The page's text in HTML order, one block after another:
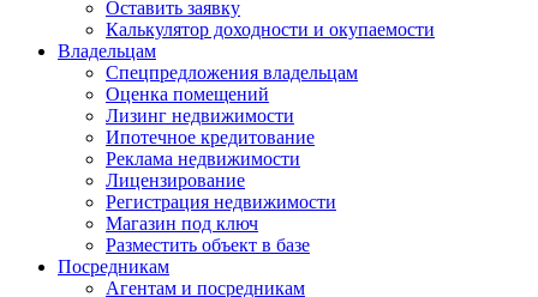
Оставить заявку
Калькулятор доходности и окупаемости
Владельцам
Спецпредложения владельцам
Оценка помещений
Лизинг недвижимости
Ипотечное кредитование
Реклама недвижимости
Лицензирование
Регистрация недвижимости
Магазин под ключ
Разместить объект в базе
Посредникам
Агентам и посредникам